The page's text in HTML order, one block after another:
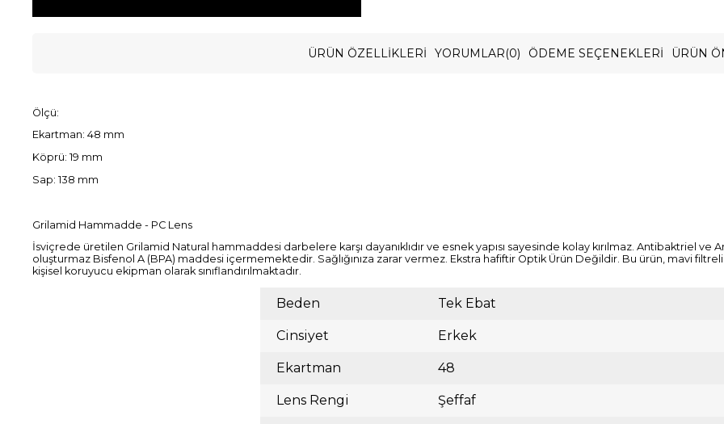
ÜRÜN ÖZELLIKLERI YORUMLAR(0) ÖDEME SEÇENEKLERI ÜRÜN
Ölçü:
Ekartman: 48 mm
Köprü: 19 mm
Sap: 138 mm
Grilamid Hammadde - PC Lens
İsviçrede üretilen Grilamid Natural hammaddesi darbelere karşı dayanıklıdır ve esnek yapısı sayesinde kolay kırılmaz. Antibaktriel
oluşturmaz Bisfenol A (BPA) maddesi içermemektedir. Sağlığınıza zarar vermez. Ekstra hafiftir Optik Ürün Değildir. Bu ürün, mavi
kişisel koruyucu ekipman olarak sınıflandırılmaktadır.
Beden Tek Ebat
Cinsiyet Erkek
Ekartman 48
Lens Rengi Şeffaf